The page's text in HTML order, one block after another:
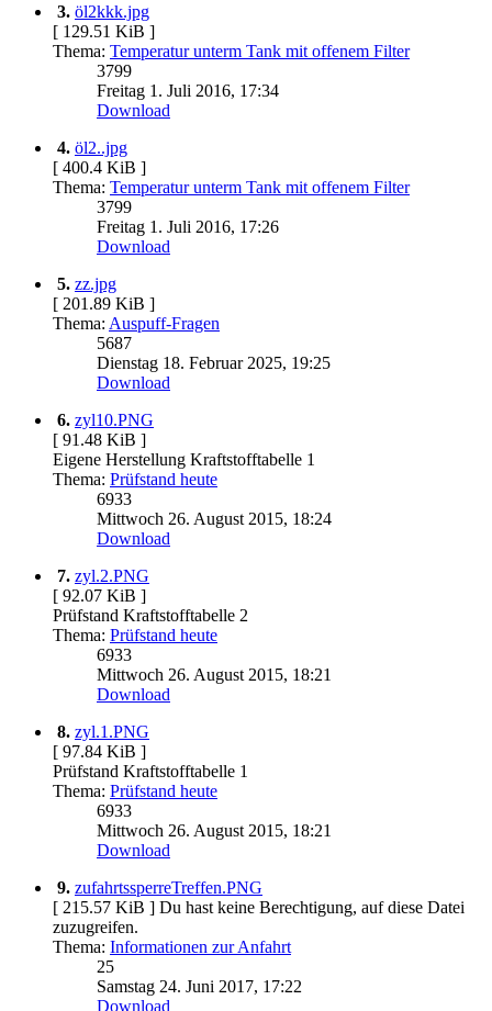
3. öl2kkk.jpg
[ 129.51 KiB ]
Thema: Temperatur unterm Tank mit offenem Filter
3799
Freitag 1. Juli 2016, 17:34
Download
4. öl2..jpg
[ 400.4 KiB ]
Thema: Temperatur unterm Tank mit offenem Filter
3799
Freitag 1. Juli 2016, 17:26
Download
5. zz.jpg
[ 201.89 KiB ]
Thema: Auspuff-Fragen
5687
Dienstag 18. Februar 2025, 19:25
Download
6. zyl10.PNG
[ 91.48 KiB ]
Eigene Herstellung Kraftstofftabelle 1
Thema: Prüfstand heute
6933
Mittwoch 26. August 2015, 18:24
Download
7. zyl.2.PNG
[ 92.07 KiB ]
Prüfstand Kraftstofftabelle 2
Thema: Prüfstand heute
6933
Mittwoch 26. August 2015, 18:21
Download
8. zyl.1.PNG
[ 97.84 KiB ]
Prüfstand Kraftstofftabelle 1
Thema: Prüfstand heute
6933
Mittwoch 26. August 2015, 18:21
Download
9. zufahrtssperreTreffen.PNG
[ 215.57 KiB ] Du hast keine Berechtigung, auf diese Datei
zuzugreifen.
Thema: Informationen zur Anfahrt
25
Samstag 24. Juni 2017, 17:22
Download